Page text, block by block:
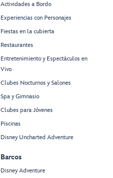
Actividades a Bordo
Experiencias con Personajes
Fiestas en la cubierta
Restaurantes
Entretenimiento y Espectáculos en
Vivo
Clubes Nocturnos y Salones
Spa y Gimnasio
Clubes para Jóvenes
Piscinas
Disney Uncharted Adventure
Barcos
Disney Adventure